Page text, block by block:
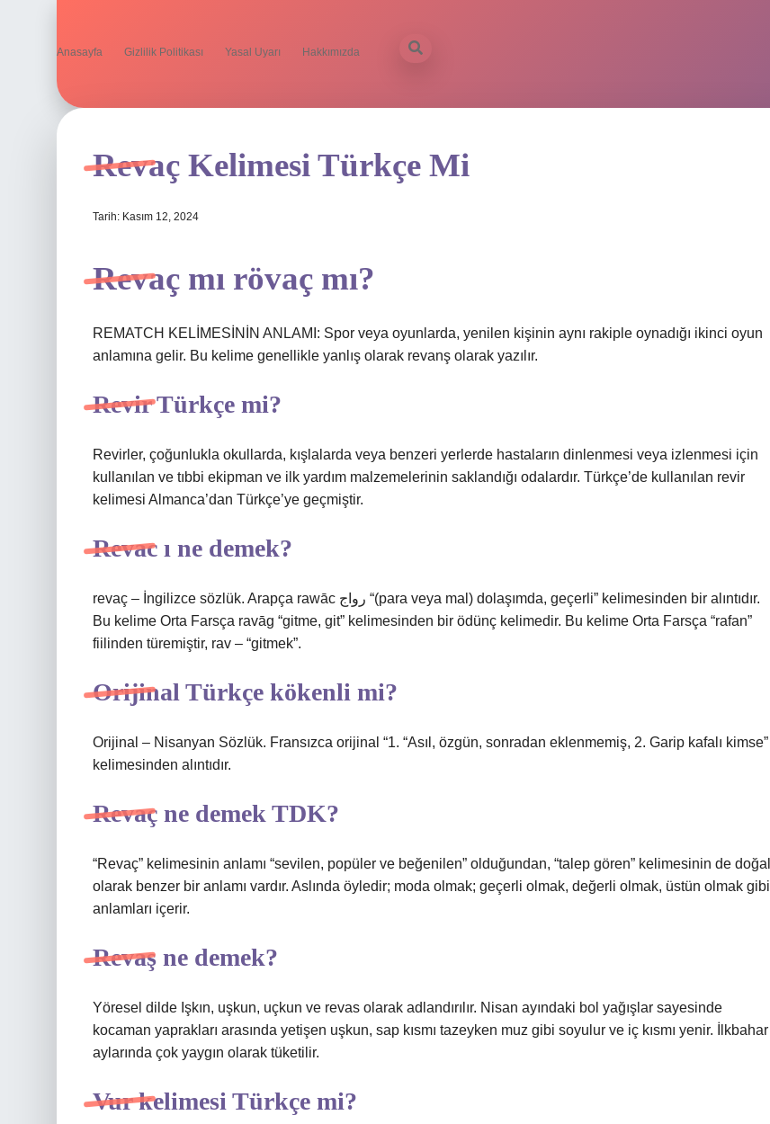
Anasayfa Gizlilik Politikası Yasal Uyarı Hakkımızda
Revaç Kelimesi Türkçe Mi
Tarih: Kasım 12, 2024
Revaç mı rövaç mı?
REMATCH KELİMESİNİN ANLAMI: Spor veya oyunlarda, yenilen kişinin aynı rakiple oynadığı ikinci oyun
anlamına gelir. Bu kelime genellikle yanlış olarak revanş olarak yazılır.
Revir Türkçe mi?
Revirler, çoğunlukla okullarda, kışlalarda veya benzeri yerlerde hastaların dinlenmesi veya izlenmesi için
kullanılan ve tıbbi ekipman ve ilk yardım malzemelerinin saklandığı odalardır. Türkçe’de kullanılan revir
kelimesi Almanca’dan Türkçe’ye geçmiştir.
Revac ı ne demek?
revaç – İngilizce sözlük. Arapça rawāc رواج “(para veya mal) dolaşımda, geçerli” kelimesinden bir alıntıdır.
Bu kelime Orta Farsça ravāg “gitme, git” kelimesinden bir ödünç kelimedir. Bu kelime Orta Farsça “rafan”
fiilinden türemiştir, rav – “gitmek”.
Orijinal Türkçe kökenli mi?
Orijinal – Nisanyan Sözlük. Fransızca orijinal “1. “Asıl, özgün, sonradan eklenmemiş, 2. Garip kafalı kimse”
kelimesinden alıntıdır.
Revaç ne demek TDK?
“Revaç” kelimesinin anlamı “sevilen, popüler ve beğenilen” olduğundan, “talep gören” kelimesinin de doğal
olarak benzer bir anlamı vardır. Aslında öyledir; moda olmak; geçerli olmak, değerli olmak, üstün olmak gibi
anlamları içerir.
Revaş ne demek?
Yöresel dilde Işkın, uşkun, uçkun ve revas olarak adlandırılır. Nisan ayındaki bol yağışlar sayesinde
kocaman yaprakları arasında yetişen uşkun, sap kısmı tazeyken muz gibi soyulur ve iç kısmı yenir. İlkbahar
aylarında çok yaygın olarak tüketilir.
Vur kelimesi Türkçe mi?